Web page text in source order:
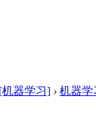
机器学习] › 机器学